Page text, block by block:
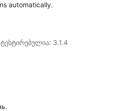
automatically.
ტესტირებულია: 3.1.4